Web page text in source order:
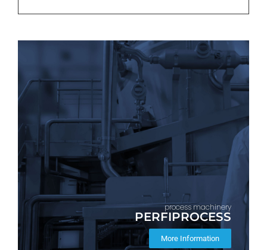
process machinery
PERFIPROCESS
More Information